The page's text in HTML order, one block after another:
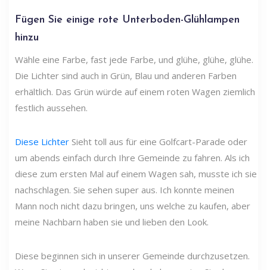
Fügen Sie einige rote Unterboden-Glühlampen
hinzu
Wähle eine Farbe, fast jede Farbe, und glühe, glühe, glühe.
Die Lichter sind auch in Grün, Blau und anderen Farben
erhältlich. Das Grün würde auf einem roten Wagen ziemlich
festlich aussehen.
Diese Lichter Sieht toll aus für eine Golfcart-Parade oder
um abends einfach durch Ihre Gemeinde zu fahren. Als ich
diese zum ersten Mal auf einem Wagen sah, musste ich sie
nachschlagen. Sie sehen super aus. Ich konnte meinen
Mann noch nicht dazu bringen, uns welche zu kaufen, aber
meine Nachbarn haben sie und lieben den Look.
Diese beginnen sich in unserer Gemeinde durchzusetzen.